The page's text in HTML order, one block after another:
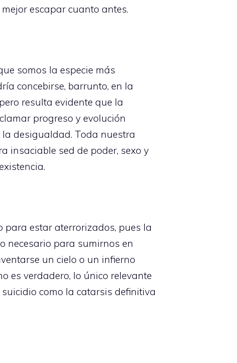
escapar cuanto antes.
somos la especie más
concebirse, barrunto, en la
resulta evidente que la
progreso y evolución
desigualdad. Toda nuestra
insaciable sed de poder, sexo y
para estar aterrorizados, pues la
necesario para sumirnos en
un cielo o un infierno
es verdadero, lo único relevante
como la catarsis definitiva